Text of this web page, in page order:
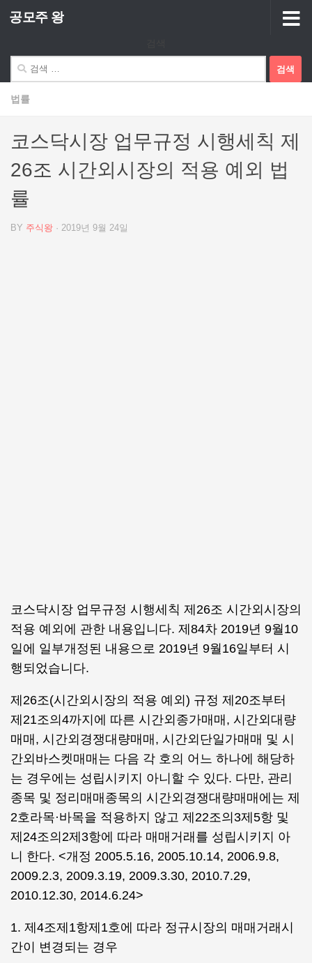
Skip to content
공모주 왕
색:
법률
코스닥시장 업무규정 시행세칙 제
26조 시간외시장의 적용 예외 법
률
BY 주식왕 · 2019년 9월 24일
코스닥시장 업무규정 시행세칙 제26조 시간외시장의
적용 예외에 관한 내용입니다. 제84차 2019년 9월10
일에 일부개정된 내용으로 2019년 9월16일부터 시
행되었습니다.
제26조(시간외시장의 적용 예외) 규정 제20조부터
제21조의4까지에 따른 시간외종가매매, 시간외대량
매매, 시간외경쟁대량매매, 시간외단일가매매 및 시
간외바스켓매매는 다음 각 호의 어느 하나에 해당하
는 경우에는 성립시키지 아니할 수 있다. 다만, 관리
종목 및 정리매매종목의 시간외경쟁대량매매에는 제
2호라목·바목을 적용하지 않고 제22조의3제5항 및
제24조의2제3항에 따라 매매거래를 성립시키지 아
니 한다. <개정 2005.5.16, 2005.10.14, 2006.9.8,
2009.2.3, 2009.3.19, 2009.3.30, 2010.7.29,
2010.12.30, 2014.6.24>
1. 제4조제1항제1호에 따라 정규시장의 매매거래시
간이 변경되는 경우